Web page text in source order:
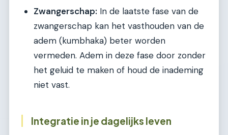
Zwangerschap: In de laatste fase van de
zwangerschap kan het vasthouden van de
adem (kumbhaka) beter worden
vermeden. Adem in deze fase door zonder
het geluid te maken of houd de inademing
niet vast.
Integratie in je dagelijks leven